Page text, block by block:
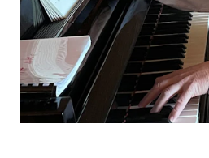
CREMAH
NordART
Prosjekter
Publikasjoner